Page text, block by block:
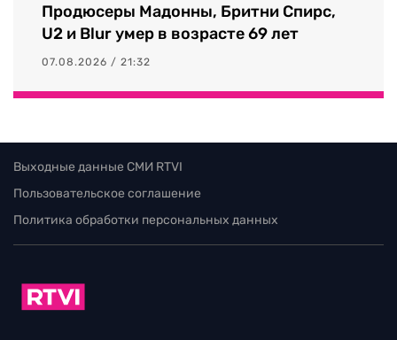
Продюсеры Мадонны, Бритни Спирс,
U2 и Blur умер в возрасте 69 лет
07.08.2026 / 21:32
Выходные данные СМИ RTVI
Пользовательское соглашение
Политика обработки персональных данных